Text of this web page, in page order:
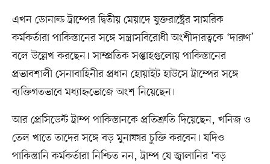
এখন ডোনাল্ড ট্রাম্পের দ্বিতীয় মেয়াদে যুক্তরাষ্ট্রের সামরিক
কর্মকর্তারা পাকিস্তানের সঙ্গে সন্ত্রাসবিরোধী অংশীদারত্বকে ‘দারুণ’
বলে উল্লেখ করছেন। সাম্প্রতিক সপ্তাহগুলোয় পাকিস্তানের
প্রভাবশালী সেনাবাহিনীর প্রধান হোয়াইট হাউসে ট্রাম্পের সঙ্গে
ব্যক্তিগতভাবে মধ্যাহ্নভোজে অংশ নিয়েছেন।
আর প্রেসিডেন্ট ট্রাম্প পাকিস্তানকে প্রতিশ্রুতি দিয়েছেন, খনিজ ও
তেল খাতে তাদের সঙ্গে বড় মুনাফার চুক্তি করবেন। যদিও
পাকিস্তানি কর্মকর্তারা নিশ্চিত নন, ট্রাম্প যে জ্বালানির ‘বড়